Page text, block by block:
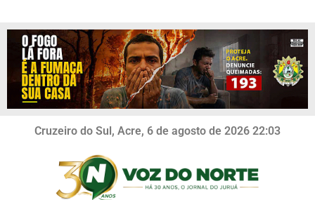
Cruzeiro do Sul, Acre, 6 de agosto de 2026 22:03